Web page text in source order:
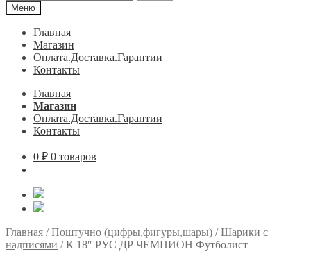
Меню
Главная
Магазин
Оплата.Доставка.Гарантии
Контакты
Главная
Магазин
Оплата.Доставка.Гарантии
Контакты
0 ₽ 0 товаров
Главная /Поштучно (цифры,фигуры,шары) /Шарики с
надписями /К 18″ РУС ДР ЧЕМПИОН Футболист